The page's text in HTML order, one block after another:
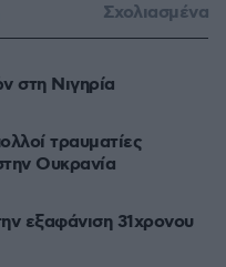
Σχολιασμένα
στη Νιγηρία
τραυματίες
Ουκρανία
εξαφάνιση 31χρονου